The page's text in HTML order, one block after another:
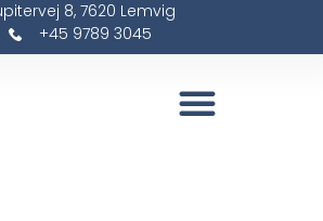
8, 7620 Lemvig
+45 9789 3045